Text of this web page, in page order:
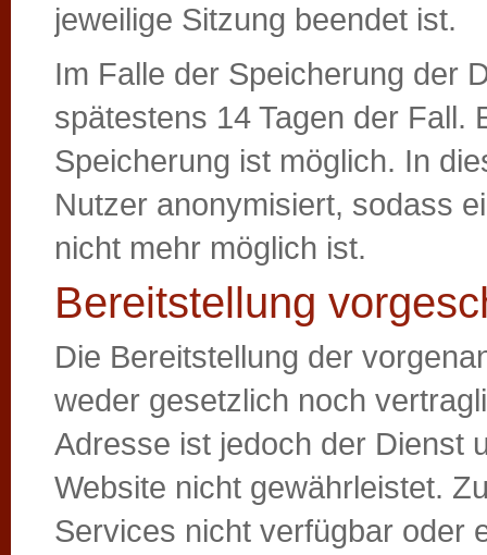
jeweilige Sitzung beendet ist.
Im Falle der Speicherung der
spätestens 14 Tagen der Fall.
Speicherung ist möglich. In
Nutzer anonymisiert, sodass
nicht mehr möglich ist.
Bereitstellung
Die Bereitstellung der
weder gesetzlich noch
Adresse ist jedoch der Dienst
Website nicht gewährleistet.
Services nicht verfügbar oder